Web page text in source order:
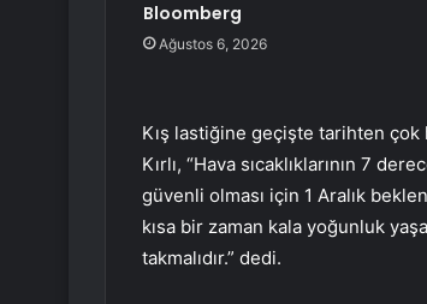
Bloomberg
Ağustos 6, 2026
Kış lastiğine geçişte tarihten
Kırlı, “Hava sıcaklıklarının 7
güvenli olması için 1 Aralık
kısa bir zaman kala yoğunluk
takmalıdır.” dedi.